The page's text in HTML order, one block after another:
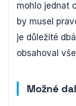
mohlo jednat
by musel
je důležité
obsahoval
Možné